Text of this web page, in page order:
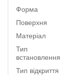
Форма
Поверхня
Матеріал
Тип
встановлення
Тип відкриття